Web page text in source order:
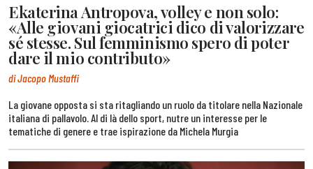
Ekaterina Antropova, volley e non solo:
«Alle giovani giocatrici dico di valorizzare
sé stesse. Sul femminismo spero di poter
dare il mio contributo»
di Jacopo Mustaffi
La giovane opposta si sta ritagliando un ruolo da titolare nella Nazionale
italiana di pallavolo. Al di là dello sport, nutre un interesse per le
tematiche di genere e trae ispirazione da Michela Murgia